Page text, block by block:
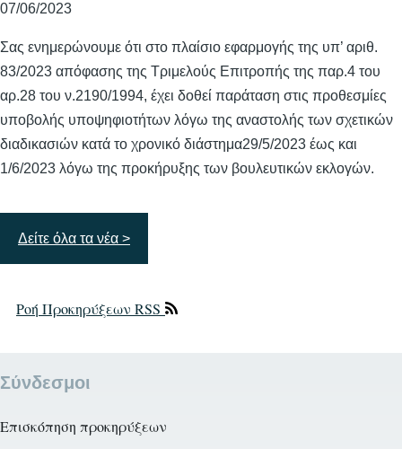
07/06/2023
Σας ενημερώνουμε ότι στο πλαίσιο εφαρμογής της υπ’ αριθ.
83/2023 απόφασης της Τριμελούς Επιτροπής της παρ.4 του
αρ.28 του ν.2190/1994, έχει δοθεί παράταση στις προθεσμίες
υποβολής υποψηφιοτήτων λόγω της αναστολής των σχετικών
διαδικασιών κατά το χρονικό διάστημα29/5/2023 έως και
1/6/2023 λόγω της προκήρυξης των βουλευτικών εκλογών.
Δείτε όλα τα νέα >
Ροή Προκηρύξεων RSS
Σύνδεσμοι
Επισκόπηση προκηρύξεων